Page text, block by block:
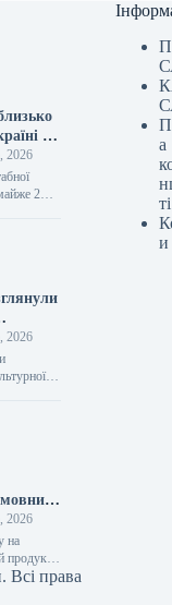
з
2026
2
шкоду
2026
більш
2026
на
продукт
а
ті
и
Всі права